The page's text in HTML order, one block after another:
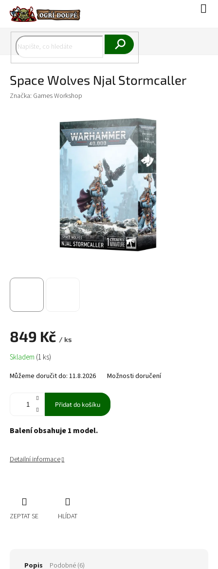
obsah
Space Wolves Njal Stormcaller
Značka: Games Workshop
849 Kč / ks
Měrná
cena:
Skladem (1 ks)
Můžeme doručit do: 11.8.2026 Možnosti doručení
Přidat do košíku
Balení obsahuje 1 model.
Detailní informace
ZEPTAT SE HLÍDAT
Popis Podobné (6)